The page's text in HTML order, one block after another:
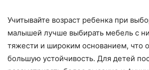
Учитывайте возраст ребенка при
малышей лучше выбирать мебель с
тяжести и широким основанием, что
большую устойчивость. Для детей